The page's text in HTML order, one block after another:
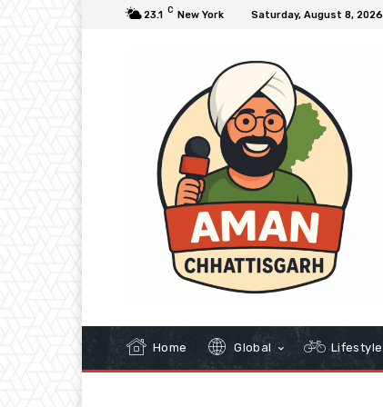
23.1 C New York Saturday, August 8, 2026
Home Global Lifestyle